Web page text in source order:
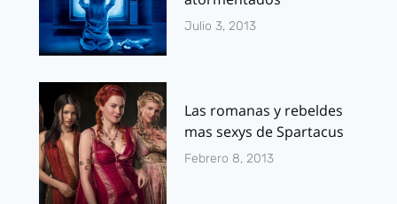
Julio 3, 2013
Las romanas y rebeldes
mas sexys de Spartacus
Febrero 8, 2013